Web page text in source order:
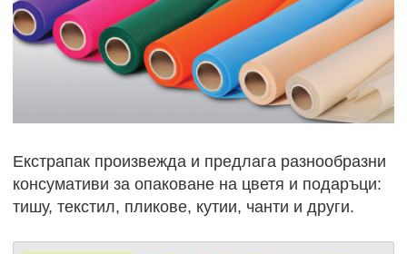
Екстрапак произвежда и предлага разнообразни
консумативи за опаковане на цветя и подаръци:
тишу, текстил, пликове, кутии, чанти и други.